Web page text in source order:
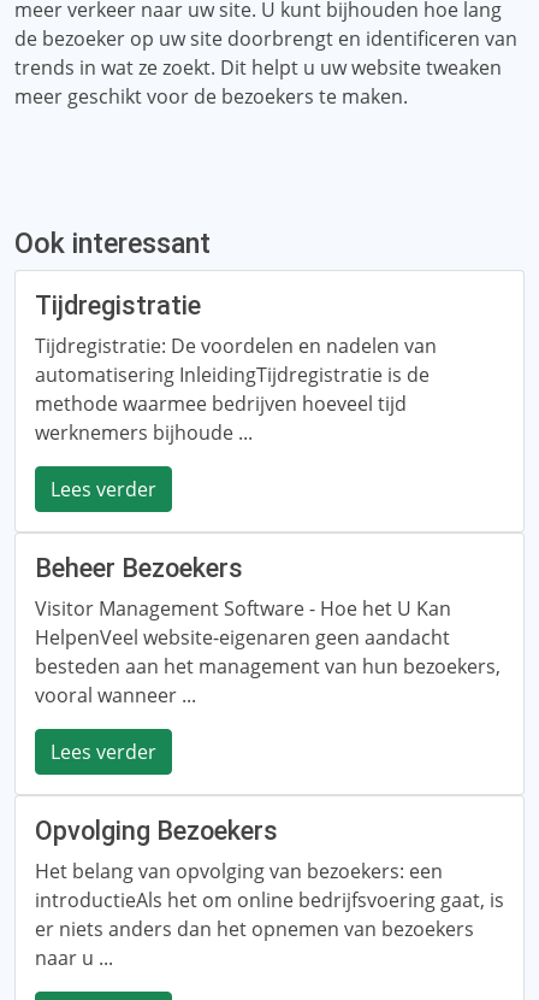
meer verkeer naar uw site. U kunt bijhouden hoe lang
de bezoeker op uw site doorbrengt en identificeren van
trends in wat ze zoekt. Dit helpt u uw website tweaken
meer geschikt voor de bezoekers te maken.
Ook interessant
Tijdregistratie
Tijdregistratie: De voordelen en nadelen van
automatisering InleidingTijdregistratie is de
methode waarmee bedrijven hoeveel tijd
werknemers bijhoude ...
Lees verder
Beheer Bezoekers
Visitor Management Software - Hoe het U Kan
HelpenVeel website-eigenaren geen aandacht
besteden aan het management van hun bezoekers,
vooral wanneer ...
Lees verder
Opvolging Bezoekers
Het belang van opvolging van bezoekers: een
introductieAls het om online bedrijfsvoering gaat, is
er niets anders dan het opnemen van bezoekers
naar u ...